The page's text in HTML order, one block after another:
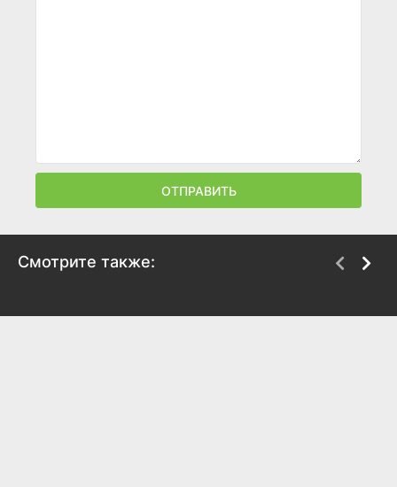
ОТПРАВИТЬ
Смотрите также: